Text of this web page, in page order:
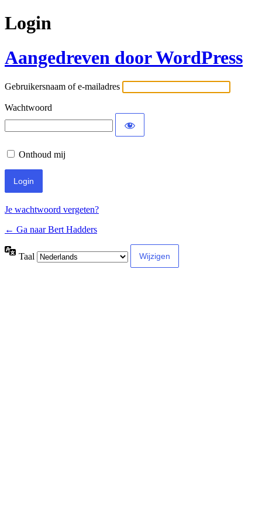
Login
Aangedreven door WordPress
Gebruikersnaam of e-mailadres
Wachtwoord
Onthoud mij
Je wachtwoord vergeten?
← Ga naar Bert Hadders
Taal